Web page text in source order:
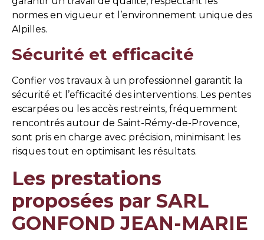
normes en vigueur et l’environnement unique des
Alpilles.
Sécurité et efficacité
Confier vos travaux à un professionnel garantit la
sécurité et l’efficacité des interventions. Les pentes
escarpées ou les accès restreints, fréquemment
rencontrés autour de Saint-Rémy-de-Provence,
sont pris en charge avec précision, minimisant les
risques tout en optimisant les résultats.
Les prestations
proposées par SARL
GONFOND JEAN-MARIE